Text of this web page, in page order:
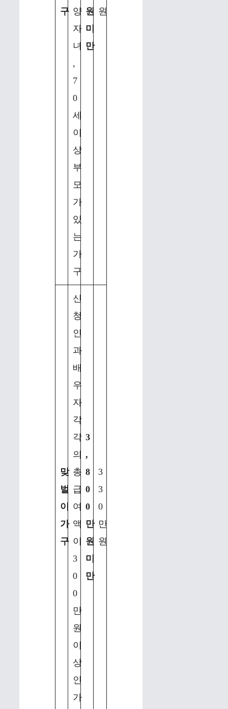
구 양
자
녀
,
7
0
세
이
상
부
모
가
있
는
가
구
원
미
만
원
맞
벌
이
가
구
신
청
인
과
배
우
자
각
각
의
총
급
여
액
이
3
0
0
만
원
이
상
인
가
3
,
8
0
0
만
원
미
만
3
3
0
만
원